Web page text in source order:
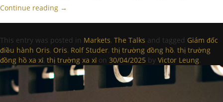
Continue reading →
This entry was posted in Markets, The Talks and tagged Giám đốc
điều hành Oris, Oris, Rolf Studer, thị trường đồng hồ, thị trường
đồng hồ xa xỉ, thị trường xa xỉ on 30/04/2025 by Victor Leung.